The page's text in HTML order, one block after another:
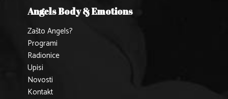
Angels Body & Emotions
Zašto Angels?
Programi
Radionice
Upisi
Novosti
Kontakt